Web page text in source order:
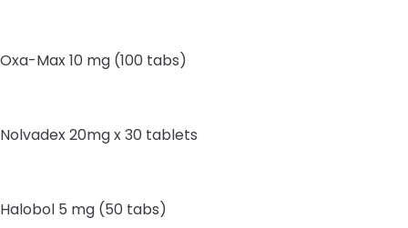
Oxa-Max 10 mg (100 tabs)
Nolvadex 20mg x 30 tablets
Halobol 5 mg (50 tabs)